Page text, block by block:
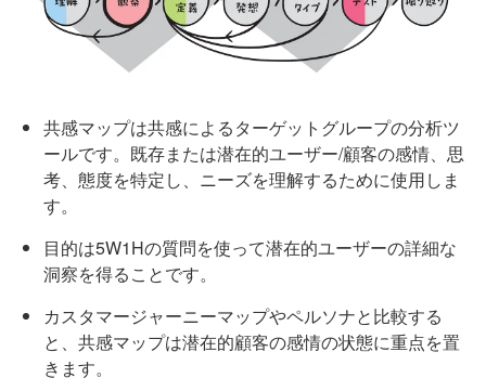
共感マップは共感によるターゲットグループの分析ツ
ールです。既存または潜在的ユーザー/顧客の感情、思
考、態度を特定し、ニーズを理解するために使用しま
す。
目的は5W1Hの質問を使って潜在的ユーザーの詳細な
洞察を得ることです。
カスタマージャーニーマップやペルソナと比較する
と、共感マップは潜在的顧客の感情の状態に重点を置
きます。